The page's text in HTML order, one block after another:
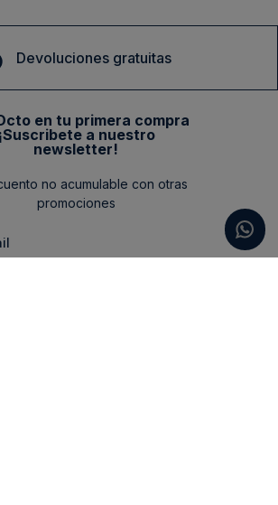
Devoluciones gratuitas
en tu primera compra
¡Suscribete a nuestro
newsletter!
no acumulable con otras
promociones